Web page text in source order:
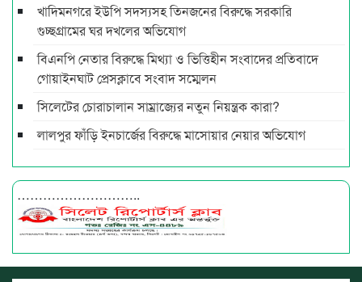
খাদিমনগরে ইউপি সদস্যসহ তিনজনের বিরুদ্ধে সরকারি
গুচ্ছগ্রামের ঘর দখলের অভিযোগ
বিএনপি নেতার বিরুদ্ধে মিথ্যা ও ভিত্তিহীন সংবাদের প্রতিবাদে
গোয়াইনঘাট প্রেসক্লাবে সংবাদ সম্মেলন
সিলেটের চোরাচালান সাম্রাজ্যের নতুন নিয়ন্ত্রক কারা?
লালপুর ফাঁড়ি ইনচার্জের বিরুদ্ধে মাসোয়ার নেয়ার অভিযোগ
………………………..